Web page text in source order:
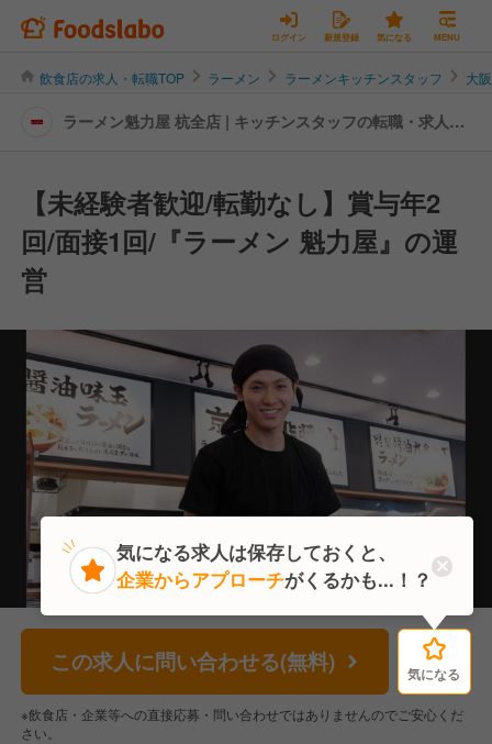
ログイン 新規登録 気になる MENU
飲食店の求人・転職TOP ラーメン ラーメンキッチンスタッフ 大
ラーメン魁力屋 杭全店 | キッチンスタッフの転職・求人情
【未経験者歓迎/転勤なし】賞与年2
回/面接1回/『ラーメン 魁力屋』の運
営
この求人に問い合わせる(無料) 気になる
※飲食店・企業等への直接応募・問い合わせではありませんのでご安心くだ
さい。
気になる
気になる求人は保存しておくと、
企業からアプローチがくるかも...！？